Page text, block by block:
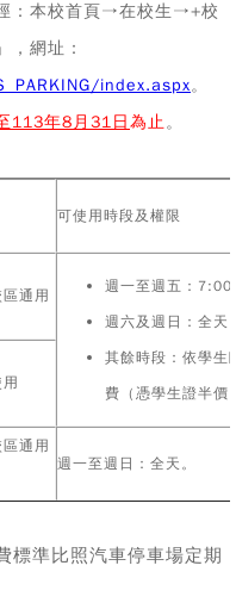
：本校首頁→在校生→+校
網址：
index.aspx。
113年8月31日為止。
可使用時段及權限
通用
週一至週五：
週六及週日：全天
其餘時段：依學生
費（憑學生證半價
通用
週一至週日：全天。
標準比照汽車停車場定期